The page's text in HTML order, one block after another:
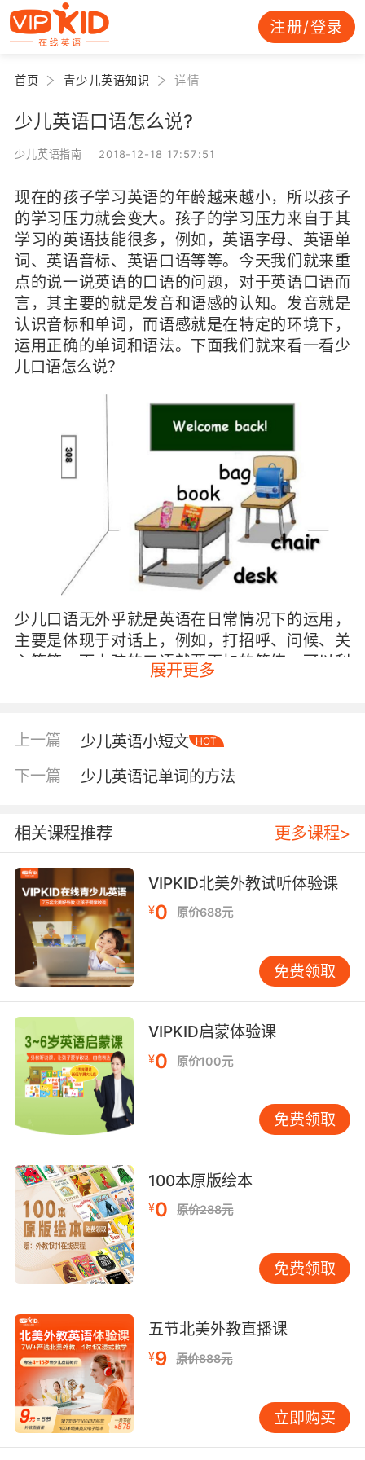
注册/登录
首页 青少儿英语知识 详情
少儿英语口语怎么说?
少儿英语指南 2018-12-18 17:57:51
现在的孩子学习英语的年龄越来越小，所以孩子
的学习压力就会变大。孩子的学习压力来自于其
学习的英语技能很多，例如，英语字母、英语单
词、英语音标、英语口语等等。今天我们就来重
点的说一说英语的口语的问题，对于英语口语而
言，其主要的就是发音和语感的认知。发音就是
认识音标和单词，而语感就是在特定的环境下，
运用正确的单词和语法。下面我们就来看一看少
儿口语怎么说？
少儿口语无外乎就是英语在日常情况下的运用，
主要是体现于对话上，例如，打招呼、问候、关
心等等。而小孩的口语就要更加的简练，可以利
用单个的或者是较少的单词进行对话，这样可以
才能将英语语感锻炼出来。对于简单的英语口语
对话句子，在下面就为大家列举一些吧。
1、 Good morning？ Good morning！ 早上好？
2、 Good afternoon？ Good afternoon！ 下午
好？下午好！
3、How old are you？ I am （four）。 你几岁
了？我（四）岁。
4、 What is your name？ My name is
（lanlan） 你叫什么名字？我叫（兰兰）。
5、 See you tomorrow？ See you tomorrow。
明天见？明天见。
6、 Are you OK？ Yes， I am OK。 你还好吗？
我挺好的。
7、Hi， how are you？ I am fine， thank
you。 嘿，你好吗？我很好，谢谢。
8、 Excuse me！ 打扰一下！
9、 Bye－bye mum ／ daddy。 再见妈妈／ 爸
爸。
10、Good－bye 再见。
11、 Excuse me， what is your name？ 打扰一
下，你叫什么名字？
12、 See you next week。 下周见。
展开更多
上一篇 少儿英语小短文 HOT
下一篇 少儿英语记单词的方法
相关课程推荐 更多课程>
VIPKID北美外教试听体验课
¥0 原价688元
免费领取
VIPKID启蒙体验课
¥0 原价100元
免费领取
100本原版绘本
¥0 原价288元
免费领取
五节北美外教直播课
¥9 原价888元
立即购买